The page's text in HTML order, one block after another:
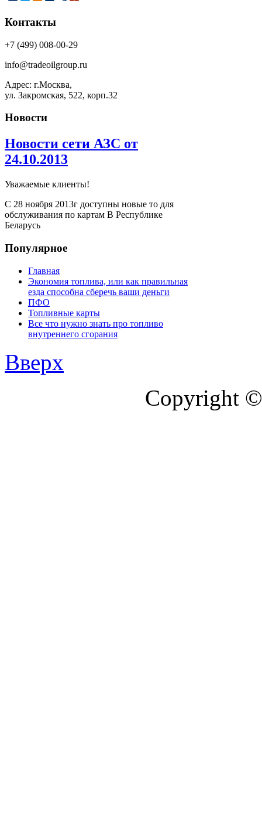
Контакты
+7 (499) 008-00-29
info@tradeoilgroup.ru
Адрес: г.Москва,
ул. Закромская, 522, корп.32
Новости
Новости сети АЗС от
24.10.2013
Уважаемые клиенты!
С 28 ноября 2013г доступны новые то для
обслуживания по картам В Республике
Беларусь
Популярное
Главная
Экономия топлива, или как правильная
езда способна сберечь ваши деньги
ПФО
Топливные карты
Все что нужно знать про топливо
внутреннего сгорания
Вверх
Copyright